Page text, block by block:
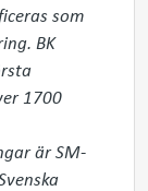
som
BK
1700
är SM-